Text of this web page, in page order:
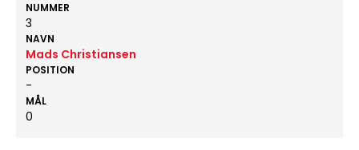
NUMMER
3
NAVN
Mads Christiansen
POSITION
-
MÅL
0